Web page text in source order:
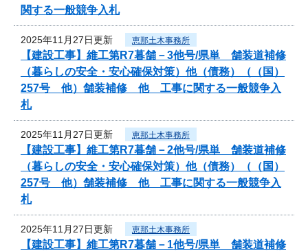
関する一般競争入札
2025年11月27日更新 恵那土木事務所
【建設工事】維工第R7暮舗－3他号/県単 舗装道補修
（暮らしの安全・安心確保対策）他（債務）（（国）
257号 他）舗装補修 他 工事に関する一般競争入
札
2025年11月27日更新 恵那土木事務所
【建設工事】維工第R7暮舗－2他号/県単 舗装道補修
（暮らしの安全・安心確保対策）他（債務）（（国）
257号 他）舗装補修 他 工事に関する一般競争入
札
2025年11月27日更新 恵那土木事務所
【建設工事】維工第R7暮舗－1他号/県単 舗装道補修